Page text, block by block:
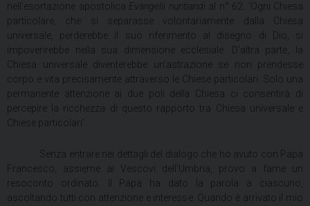
nell’esortazione apostolica Evangelii nuntiandi al n° 62. ‘Ogni Chiesa
particolare, che si separasse volontariamente dalla Chiesa
universale, perderebbe il suo riferimento al disegno di Dio, si
impoverirebbe nella sua dimensione ecclesiale. D’altra parte, la
Chiesa universale diventerebbe un’astrazione se non prendesse
corpo e vita precisamente attraverso le Chiese particolari. Solo una
permanente attenzione ai due poli della Chiesa ci consentirà di
percepire la ricchezza di questo rapporto tra Chiesa universale e
Chiese particolari’.
Senza entrare nei dettagli del dialogo che ho avuto con Papa
Francesco, assieme ai Vescovi dell’Umbria, provo a farne un
resoconto ordinato. Il Papa ha dato la parola a ciascuno,
ascoltando tutti con attenzione e interesse. Quando è arrivato il mio